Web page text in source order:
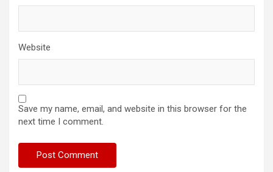
Website
Save my name, email, and website in this browser for the
next time I comment.